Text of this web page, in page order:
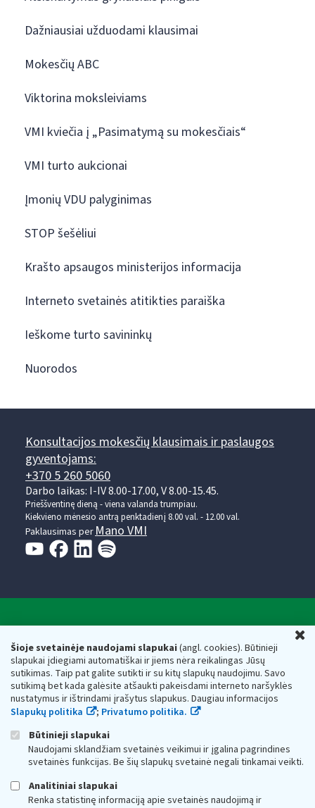
Šioje svetainėje naudojami slapukai(angl. cookies). Būtinieji
slapukai įdiegiami automatiškai ir jiems nėra reikalingas Jūsų
sutikimas. Taip pat galite sutikti ir su kitų slapukų naudojimu. Savo
sutikimą bet kada galėsite atšaukti pakeisdami interneto naršyklės
nustatymus ir ištrindami įrašytus slapukus. Daugiau informacijos
Slapukų politika
; Privatumo politika.
Būtinieji slapukai
Naudojami sklandžiam svetainės veikimui ir įgalina pagrindines
svetainės funkcijas. Be šių slapukų svetainė negali tinkamai veikti.
Analitiniai slapukai
Renka statistinę informaciją apie svetainės naudojimą ir
Dažniausiai užduodami klausimai
Mokesčių ABC
Viktorina moksleiviams
VMI kviečia į „Pasimatymą su mokesčiais“
VMI turto aukcionai
Įmonių VDU palyginimas
STOP šešėliui
Krašto apsaugos ministerijos informacija
Interneto svetainės atitikties paraiška
Ieškome turto savininkų
Nuorodos
Konsultacijos mokesčių klausimais ir paslaugos
gyventojams:
+370 5 260 5060
Darbo laikas: I-IV 8.00-17.00, V 8.00-15.45.
Prieššventinę dieną - viena valanda trumpiau.
Kiekvieno mėnesio antrą penktadienį 8.00 val. - 12.00 val.
Paklausimas per Mano VMI
Respublikos finansų ministerijos
Biudžetinė įstaiga. Juridinio asmens kodas — 188659752,
adresas: Vasario 16-osios g. 14, 01107 Vilnius, Lietuva, el.paštas:
vmi@vmi.lt, E. pristatymo dėžutės adresas 188659752
Duomenys apie Valstybinę mokesčių inspekciją prie Lietuvos
Respublikos finansų ministerijos kaupiami ir saugomi Juridinių